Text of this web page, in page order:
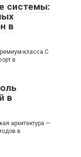
системы:
в
класса С
в
в
архитектура —
в